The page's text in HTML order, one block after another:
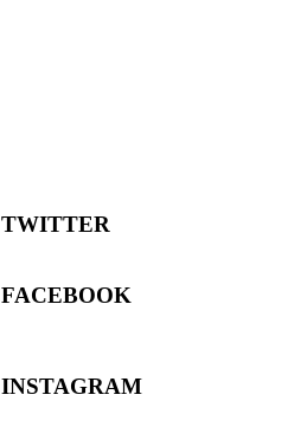
TWITTER
FACEBOOK
INSTAGRAM